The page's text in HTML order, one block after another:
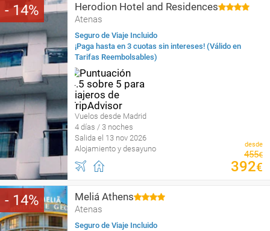
14 Herodion Hotel and Residences
Atenas
Seguro de Viaje Incluido
¡Paga hasta en 3 cuotas sin intereses! (Válido en
Tarifas Reembolsables)
Vuelos desde Madrid
4 días / 3 noches
Salida el 13 nov 2026
Alojamiento y desayuno
desde
455€
392€
14 Meliá Athens
Atenas
Seguro de Viaje Incluido